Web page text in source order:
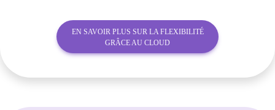
EN SAVOIR PLUS SUR LA FLEXIBILITÉ
GRÂCE AU CLOUD